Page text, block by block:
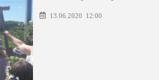
13.06.2020 12:00